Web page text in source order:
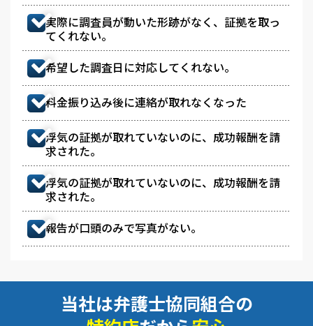
実際に調査員が動いた形跡がなく、証拠を取っ
てくれない。
希望した調査日に対応してくれない。
料金振り込み後に連絡が取れなくなった
浮気の証拠が取れていないのに、成功報酬を請
求された。
浮気の証拠が取れていないのに、成功報酬を請
求された。
報告が口頭のみで写真がない。
当社は弁護士協同組合の